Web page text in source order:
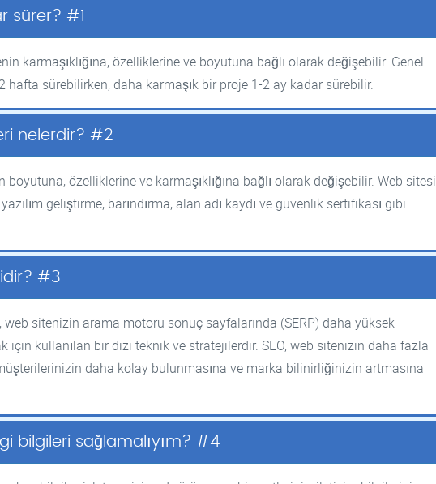
sürer? #1
karmaşıklığına, özelliklerine ve boyutuna bağlı olarak değişebilir. Genel
hafta sürebilirken, daha karmaşık bir proje 1-2 ay kadar sürebilir.
nelerdir? #2
özelliklerine ve karmaşıklığına bağlı olarak değişebilir. Web sitesi
geliştirme, barındırma, alan adı kaydı ve güvenlik sertifikası gibi
#3
sitenizin arama motoru sonuç sayfalarında (SERP) daha yüksek
için kullanılan bir dizi teknik ve stratejilerdir. SEO, web sitenizin daha fazla
daha kolay bulunmasına ve marka bilinirliğinizin artmasına
bilgileri sağlamalıyım? #4